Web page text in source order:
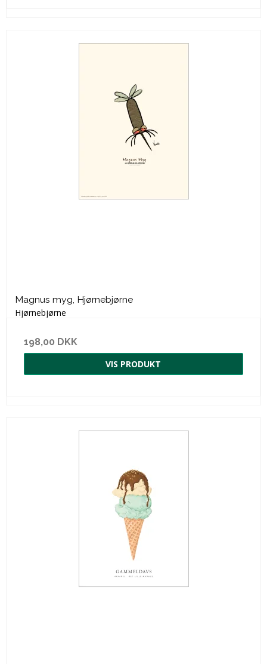
Magnus myg, Hjørnebjørne
Hjørnebjørne
198,00 DKK
VIS PRODUKT